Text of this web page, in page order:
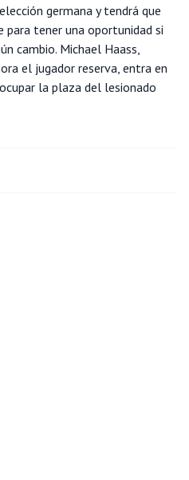
germana y tendrá que
para tener una oportunidad si
cambio. Michael Haass,
el jugador reserva, entra en
la plaza del lesionado